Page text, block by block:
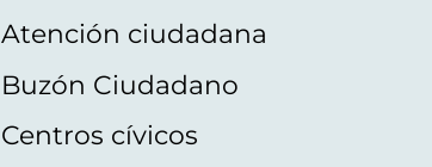
Atención ciudadana
Buzón Ciudadano
Centros cívicos